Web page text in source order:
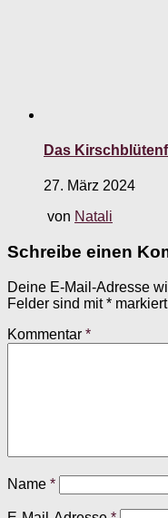
Das
27. März 2024
von Natali
Schreibe einen
Deine E-Mail-Adresse
Felder sind mit* markiert
Kommentar *
Name *